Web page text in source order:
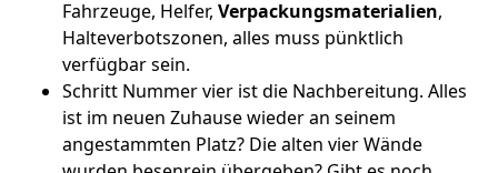
Fahrzeuge, Helfer, Verpackungsmaterialien,
Halteverbotszonen, alles muss pünktlich
verfügbar sein.
Schritt Nummer vier ist die Nachbereitung. Alles
ist im neuen Zuhause wieder an seinem
angestammten Platz? Die alten vier Wände